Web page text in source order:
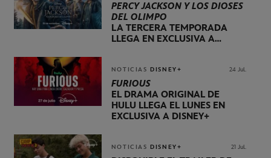
PERCY JACKSON Y LOS DIOSES
DEL OLIMPO
LA TERCERA TEMPORADA
LLEGA EN EXCLUSIVA A
NOTICIAS DISNEY+ 24 Jul.
FURIOUS
EL DRAMA ORIGINAL DE
HULU LLEGA EL LUNES EN
EXCLUSIVA A DISNEY+
NOTICIAS DISNEY+ 21 Jul.